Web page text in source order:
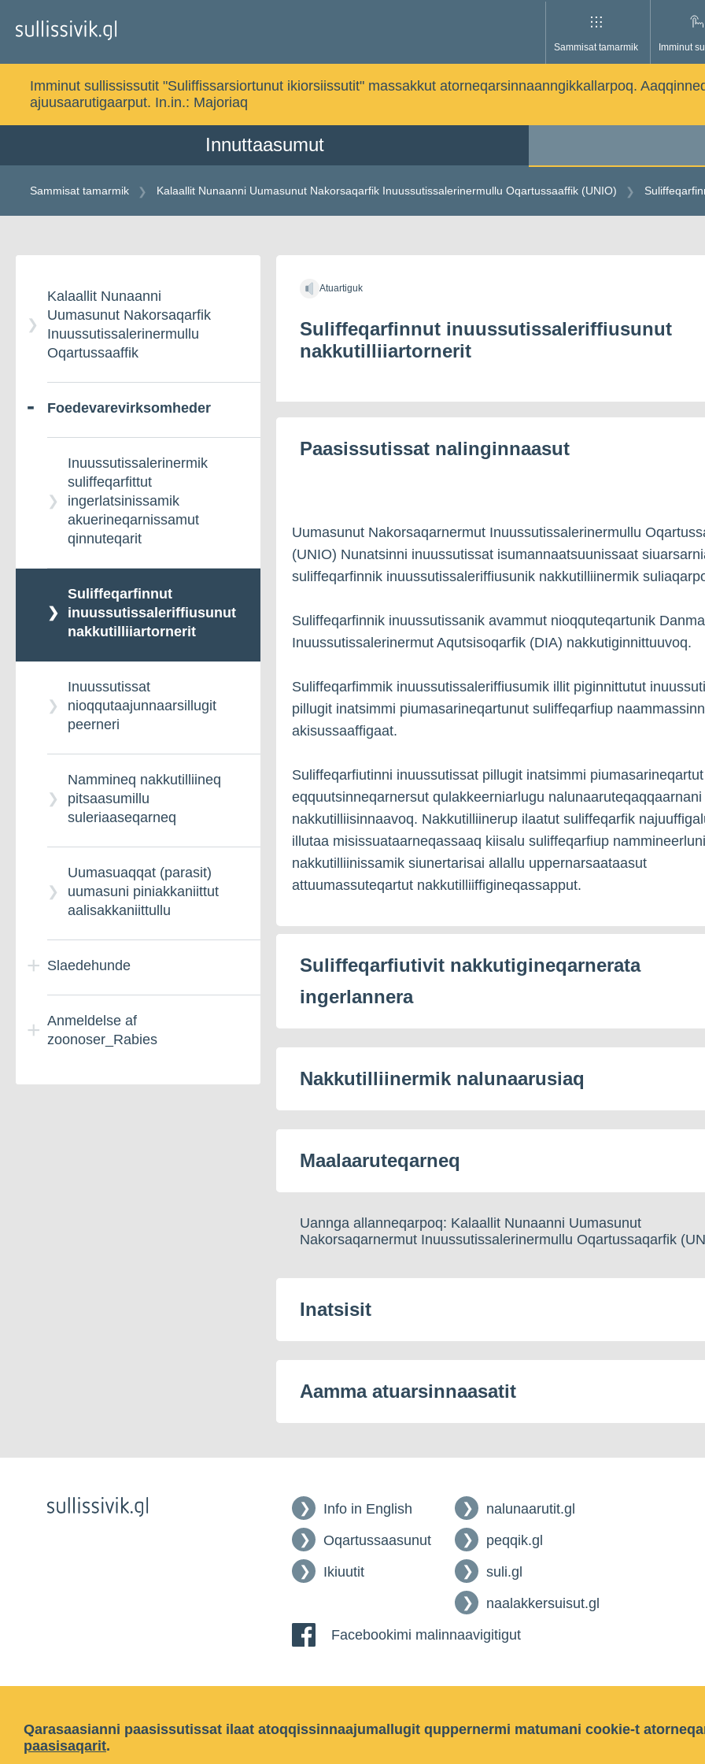
Sammisat tamarmik Imminut
Imminut sullississutit "Suliffissarsiortunut ikiorsiissutit" massakkut atorneqarsinnaanngikkallarpoq.
ajuusaarutigaarput. In.in.: Majoriaq
Innuttaasumut
Sammisat tamarmik Kalaallit Nunaanni Uumasunut Nakorsaqarfik Inuussutissalerinermullu Oqartussaaffik (UNIO)
indholdetKalaallit Nunaanni
Uumasunut Nakorsaqarfik
Inuussutissalerinermullu
Oqartussaaffik
Foedevarevirksomheder
Inuussutissalerinermik
suliffeqarfittut
ingerlatsinissamik
akuerineqarnissamut
qinnuteqarit
Suliffeqarfinnut
inuussutissaleriffiusunut
nakkutilliiartornerit
Inuussutissat
nioqqutaajunnaarsillugit
peerneri
Nammineq nakkutilliineq
pitsaasumillu
suleriaaseqarneq
Uumasuaqqat (parasit)
uumasuni piniakkaniittut
aalisakkaniittullu
Slaedehunde
Qimminik
qimuttuuteqarneq
Anmeldelse af
zoonoser_Rabies
Atuartiguk
Suliffeqarfinnut inuussutissaleriffiusunut
nakkutilliiartornerit
Paasissutissat nalinginnaasut
Uumasunut Nakorsaqarnermut Inuussutissalerinermullu
(UNIO) Nunatsinni inuussutissat isumannaatsuunissaat
suliffeqarfinnik inuussutissaleriffiusunik nakkutilliinermik
Suliffeqarfinnik inuussutissanik avammut nioqquteqartunik
Inuussutissalerinermut Aqutsisoqarfik (DIA) nakkutiginnittuuvoq.
Suliffeqarfimmik inuussutissaleriffiusumik illit piginnittutut
pillugit inatsimmi piumasarineqartunut suliffeqarfiup
akisussaaffigaat.
Suliffeqarfiutinni inuussutissat pillugit inatsimmi piumasarineqartut
eqquutsinneqarnersut qulakkeerniarlugu
nakkutilliisinnaavoq. Nakkutilliinerup ilaatut suliffeqarfik
illutaa misissuataarneqassaaq kiisalu suliffeqarfiup nammineerluni
nakkutilliinissamik siunertarisai allallu uppernarsaataasut
attuumassuteqartut nakkutilliiffigineqassapput.
Suliffeqarfiutivit nakkutigineqarnerata
ingerlannera
Nakkutilliinermik nalunaarusiaq
Maalaaruteqarneq
Uannga allanneqarpoq: Kalaallit Nunaanni Uumasunut
Nakorsaqarnermut Inuussutissalerinermullu Oqartussaqarfik
Inatsisit
Aamma atuarsinnaasatit
Info in English
Oqartussaasunut
Ikiuutit
nalunaarutit.gl
peqqik.gl
suli.gl
naalakkersuisut.gl
Facebookimi malinnaavigitigut
Qarasaasianni paasissutissat ilaat atoqqissinnaajumallugit quppernermi matumani cookie-t
paasisaqarit.